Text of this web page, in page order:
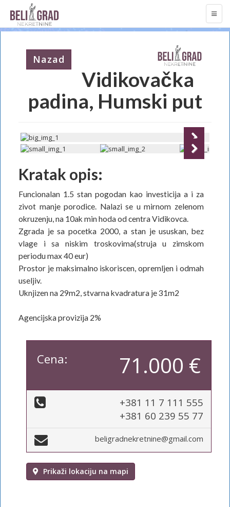
Nazad
Vidikovačka
padina, Humski put
Next
Kratak opis:
Funcionalan 1.5 stan pogodan kao investicija a i za
zivot manje porodice. Nalazi se u mirnom zelenom
okruzenju, na 10ak min hoda od centra Vidikovca.
Zgrada je sa pocetka 2000, a stan je ususkan, bez
vlage i sa niskim troskovima(struja u zimskom
periodu max 40 eur)
Prostor je maksimalno iskoriscen, opremljen i odmah
useljiv.
Uknjizen na 29m2, stvarna kvadratura je 31m2
Agencijska provizija 2%
Cena: 71.000 €
+381 11 7 111 555
+381 60 239 55 77
beligradnekretnine@gmail.com
Prikaži lokaciju na mapi